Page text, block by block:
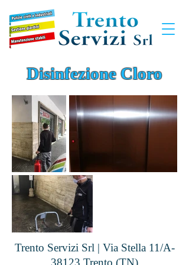
Disinfezione Cloro
Trento Servizi Srl | Via Stella 11/A-
38123 Trento (TN)